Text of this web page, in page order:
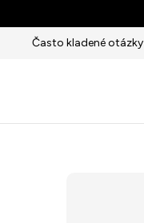
na
obsahČasto kladené otázky